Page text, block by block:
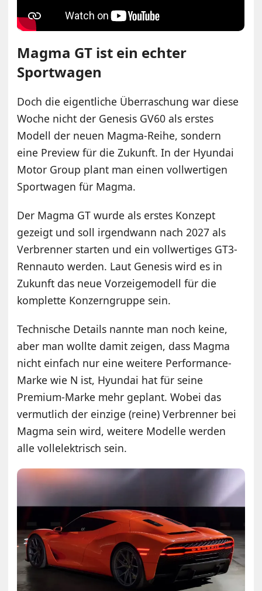
Magma GT ist ein echter
Sportwagen
Doch die eigentliche Überraschung war diese
Woche nicht der Genesis GV60 als erstes
Modell der neuen Magma-Reihe, sondern
eine Preview für die Zukunft. In der Hyundai
Motor Group plant man einen vollwertigen
Sportwagen für Magma.
Der Magma GT wurde als erstes Konzept
gezeigt und soll irgendwann nach 2027 als
Verbrenner starten und ein vollwertiges GT3-
Rennauto werden. Laut Genesis wird es in
Zukunft das neue Vorzeigemodell für die
komplette Konzerngruppe sein.
Technische Details nannte man noch keine,
aber man wollte damit zeigen, dass Magma
nicht einfach nur eine weitere Performance-
Marke wie N ist, Hyundai hat für seine
Premium-Marke mehr geplant. Wobei das
vermutlich der einzige (reine) Verbrenner bei
Magma sein wird, weitere Modelle werden
alle vollelektrisch sein.